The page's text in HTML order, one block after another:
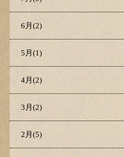
6月(2)
5月(1)
4月(2)
3月(2)
2月(5)